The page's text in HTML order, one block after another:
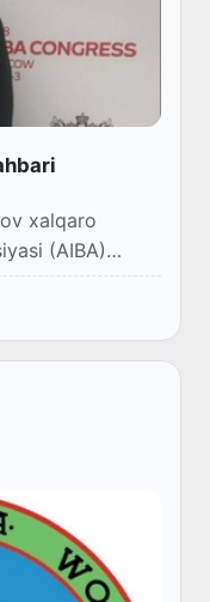
xalqaro
(AIBA)
ilgari surdi.